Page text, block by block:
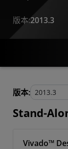
版本:2013.3
版本:
Stand-
Vivado™